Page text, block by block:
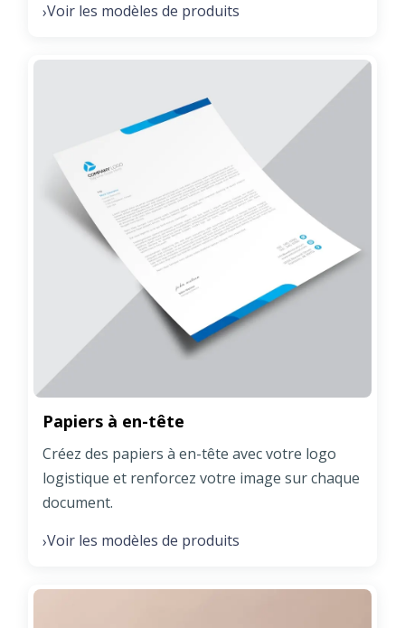
›Voir les modèles de produits
Papiers à en-tête
Créez des papiers à en-tête avec votre logo
logistique et renforcez votre image sur chaque
document.
›Voir les modèles de produits